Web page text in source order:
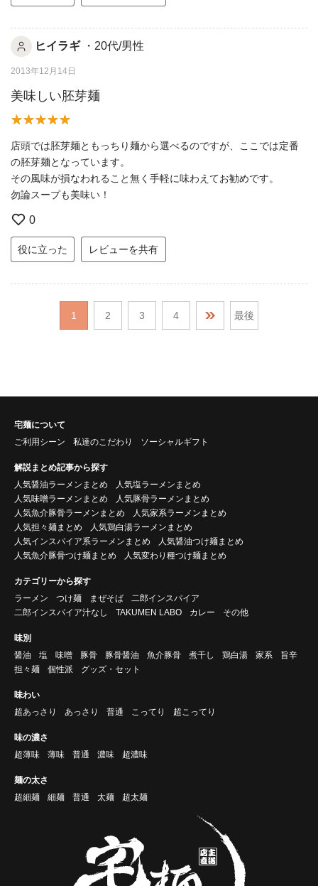
ヒイラギ ・20代/男性
2013年12月14日
美味しい胚芽麺
店頭では胚芽麺ともっちり麺から選べるのですが、ここでは定番
の胚芽麺となっています。
その風味が損なわれること無く手軽に味わえてお勧めです。
勿論スープも美味い！
0
役に立った レビューを共有
1 2 3 4 最後
宅麺について
ご利用シーン
私達のこだわり ソーシャルギフト
解説まとめ記事から探す
人気醤油ラーメンまとめ
人気塩ラーメンまとめ
人気味噌ラーメンまとめ
人気豚骨ラーメンまとめ
人気魚介豚骨ラーメンまとめ
人気家系ラーメンまとめ
人気担々麺まとめ
人気鶏白湯ラーメンまとめ
人気インスパイア系ラーメンまとめ
人気醤油つけ麺まとめ
人気魚介豚骨つけ麺まとめ
人気変わり種つけ麺まとめ
カテゴリーから探す
ラーメン
つけ麺 まぜそば
二郎インスパイア
二郎インスパイア汁なし
TAKUMEN LABO カレー その他
味別
醤油
塩 味噌 豚骨 豚骨醤油 魚介豚骨 煮干し 鶏白湯 家系
旨辛
担々麺
個性派 グッズ・セット
味わい
超あっさり
あっさり 普通 こってり 超こってり
味の濃さ
超薄味
薄味 普通 濃味 超濃味
麺の太さ
超細麺
細麺 普通 太麺 超太麺